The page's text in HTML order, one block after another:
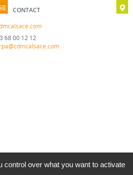
CONTACT
68 00 12 12
over what you want to activate